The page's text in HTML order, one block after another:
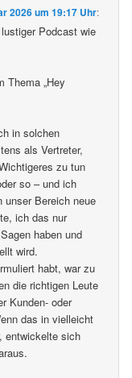
2026 um 19:17 Uhr:
Podcast wie
Thema „Hey
in solchen
als Vertreter,
zu tun
so – und ich
Bereich neue
ich das nur
haben und
wird.
habt, war zu
die richtigen Leute
Kunden- oder
das in vielleicht
entwickelte sich